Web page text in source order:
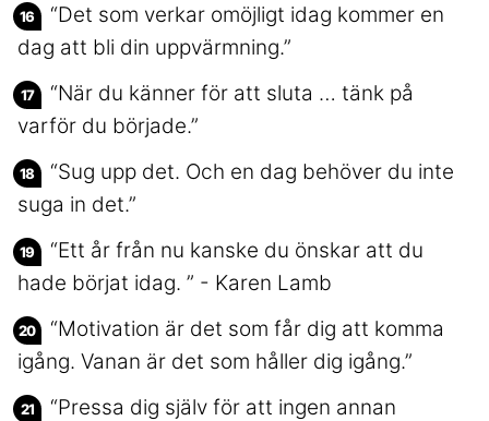
“Det som verkar omöjligt idag kommer en
dag att bli din uppvärmning.”
“När du känner för att sluta … tänk på
varför du började.”
“Sug upp det. Och en dag behöver du inte
suga in det.”
“Ett år från nu kanske du önskar att du
hade börjat idag. ” - Karen Lamb
“Motivation är det som får dig att komma
igång. Vanan är det som håller dig igång.”
“Pressa dig själv för att ingen annan